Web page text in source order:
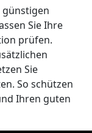
Sie Ihre
prüfen.
Sie
So schützen
Ihren guten